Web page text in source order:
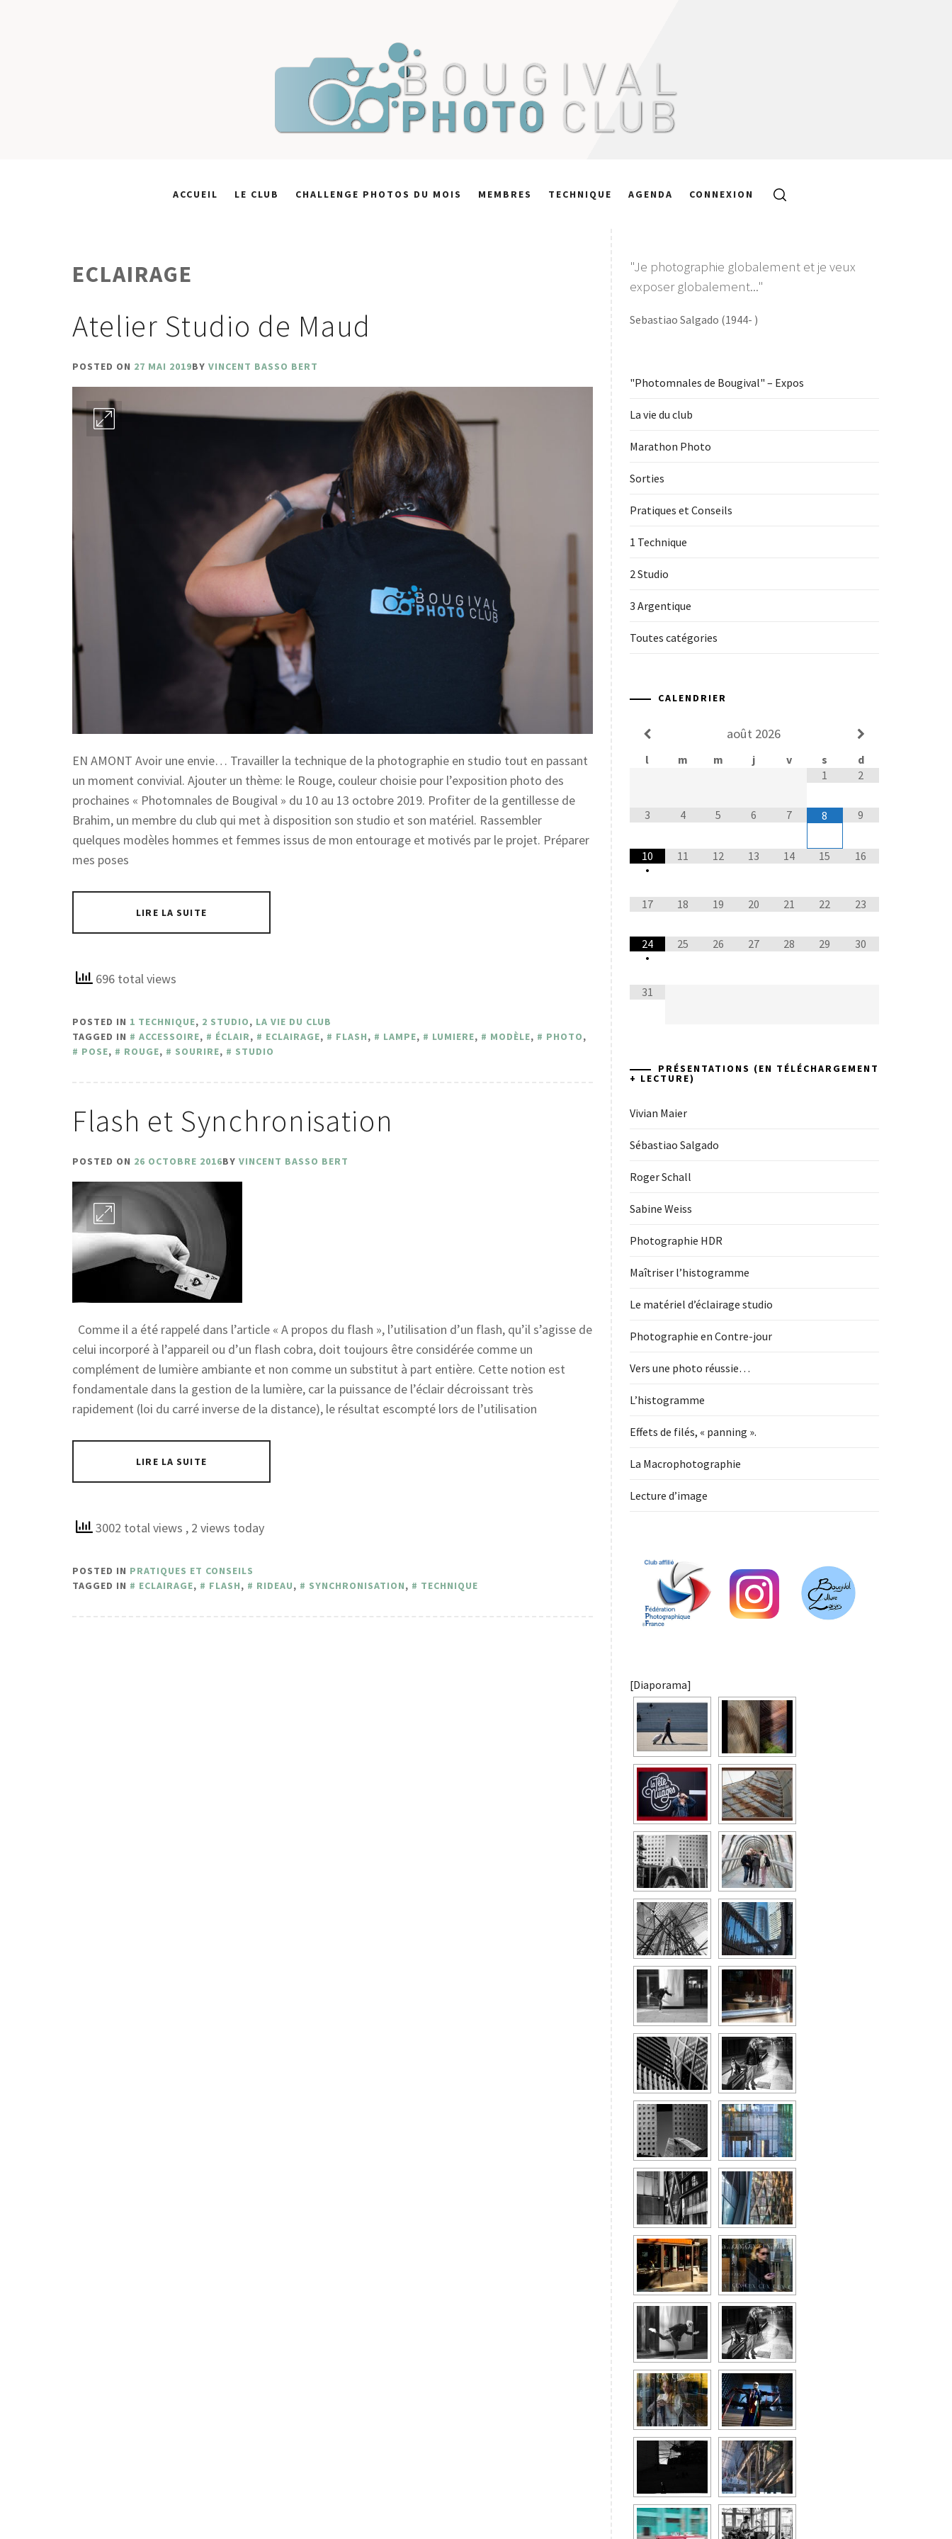
ACCUEIL LE CLUB CHALLENGE PHOTOS DU MOIS MEMBRES TECHNIQUE AGENDA CONNEXION
ECLAIRAGE
Atelier Studio de Maud
POSTED ON 27 MAI 2019BY VINCENT BASSO BERT
EN AMONT Avoir une envie… Travailler la technique de la photographie en studio tout en passant
un moment convivial. Ajouter un thème: le Rouge, couleur choisie pour l’exposition photo des
prochaines « Photomnales de Bougival » du 10 au 13 octobre 2019. Profiter de la gentillesse de
Brahim, un membre du club qui met à disposition son studio et son matériel. Rassembler
quelques modèles hommes et femmes issus de mon entourage et motivés par le projet. Préparer
mes poses
LIRE LA SUITE
696 total views
POSTED IN 1 TECHNIQUE, 2 STUDIO, LA VIE DU CLUB
TAGGED IN
ACCESSOIRE, ÉCLAIR, ECLAIRAGE, FLASH, LAMPE, LUMIERE, MODÈLE, PHOTO,
POSE, ROUGE, SOURIRE, STUDIO
Flash et Synchronisation
POSTED ON 26 OCTOBRE 2016BY VINCENT BASSO BERT
Comme il a été rappelé dans l’article « A propos du flash », l’utilisation d’un flash, qu’il s’agisse de
celui incorporé à l’appareil ou d’un flash cobra, doit toujours être considérée comme un
complément de lumière ambiante et non comme un substitut à part entière. Cette notion est
fondamentale dans la gestion de la lumière, car la puissance de l’éclair décroissant très
rapidement (loi du carré inverse de la distance), le résultat escompté lors de l’utilisation
LIRE LA SUITE
3002 total views , 2 views today
POSTED IN PRATIQUES ET CONSEILS
TAGGED IN
ECLAIRAGE, FLASH, RIDEAU, SYNCHRONISATION, TECHNIQUE
"Je photographie globalement et je veux
exposer globalement..."
Sebastiao Salgado (1944- )
"Photomnales de Bougival" – Expos
La vie du club
Marathon Photo
Sorties
Pratiques et Conseils
1 Technique
2 Studio
3 Argentique
Toutes catégories
CALENDRIER
août 2026
l m m j v s
d
1
2
3 4 5 6 7 8 9
10
•
11 12 13 14 15 16
17 18 19 20 21 22 23
24
•
25 26 27 28 29 30
31
PRÉSENTATIONS (EN TÉLÉCHARGEMENT
+ LECTURE)
Vivian Maier
Sébastiao Salgado
Roger Schall
Sabine Weiss
Photographie HDR
Maîtriser l’histogramme
Le matériel d’éclairage studio
Photographie en Contre-jour
Vers une photo réussie…
L’histogramme
Effets de filés, « panning ».
La Macrophotographie
Lecture d’image
[Diaporama]